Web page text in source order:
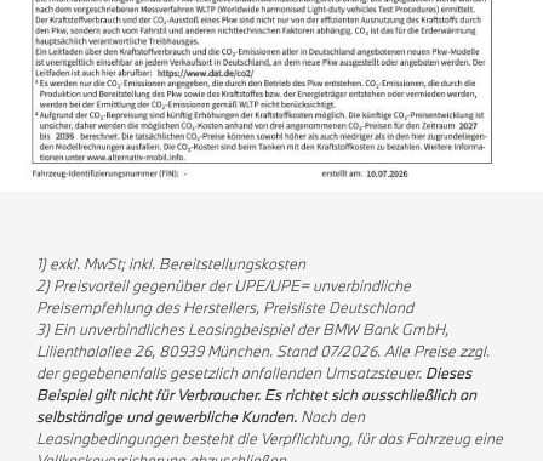
1) exkl. MwSt; inkl. Bereitstellungskosten
2) Preisvorteil gegenüber der UPE/UPE= unverbindliche
Preisempfehlung des Herstellers, Preisliste Deutschland
3) Ein unverbindliches Leasingbeispiel der BMW Bank GmbH,
Lilienthalallee 26, 80939 München. Stand 07/2026. Alle Preise zzgl.
der gegebenenfalls gesetzlich anfallenden Umsatzsteuer. Dieses
Beispiel gilt nicht für Verbraucher. Es richtet sich ausschließlich an
selbständige und gewerbliche Kunden. Nach den
Leasingbedingungen besteht die Verpflichtung, für das Fahrzeug eine